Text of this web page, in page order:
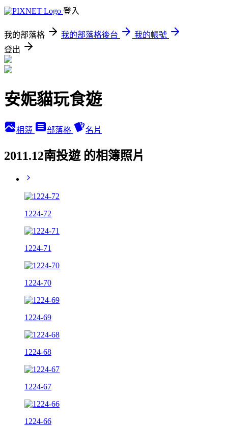
登入
我的部落格 我的部落格後台
我的帳號
登出
安妮貓玩食遊
相簿 部落格 名片
2011.12南投遊 的相簿照片
1224-72
1224-71
1224-70
1224-69
1224-68
1224-67
1224-66